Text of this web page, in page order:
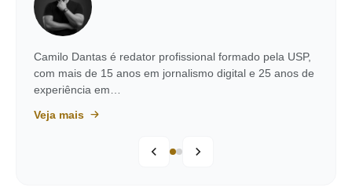
Camilo Dantas é redator profissional formado pela USP,
com mais de 15 anos em jornalismo digital e 25 anos de
experiência em…
Veja mais